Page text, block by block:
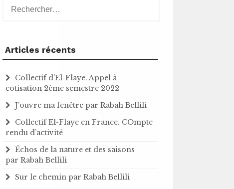
Articles récents
Collectif d’El-Flaye. Appel à
cotisation 2ème semestre 2022
J’ouvre ma fenêtre par Rabah Bellili
Collectif El-Flaye en France. COmpte
rendu d’activité
Échos de la nature et des saisons
par Rabah Bellili
Sur le chemin par Rabah Bellili